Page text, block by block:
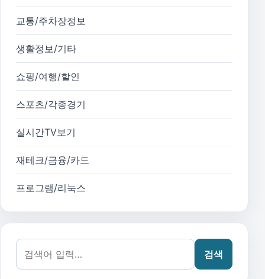
교통/주차장정보
생활정보/기타
쇼핑/여행/할인
스포츠/각종경기
실시간TV보기
재테크/금융/카드
프로그램/리눅스
검색어:
검색